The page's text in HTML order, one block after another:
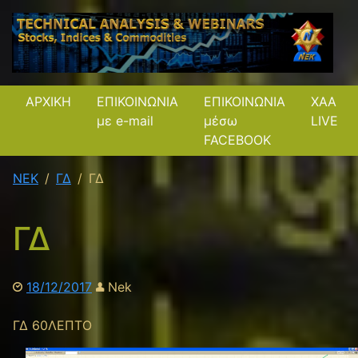
ΑΡΧΙΚΗ
ΕΠΙΚΟΙΝΩΝΙΑ
με e-mail
ΕΠΙΚΟΙΝΩΝΙΑ
μέσω
FACEBOOK
XAA
LIVE
NEK ΓΔ ΓΔ
ΓΔ
18/12/2017 Nek
ΓΔ 60ΛΕΠΤΟ